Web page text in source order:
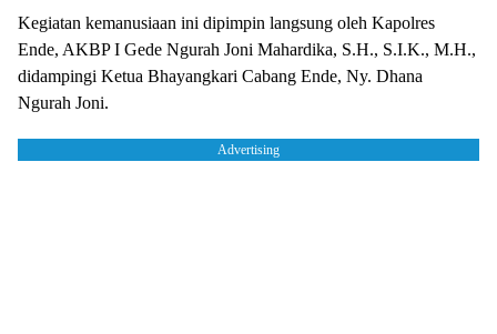
Kegiatan kemanusiaan ini dipimpin langsung oleh Kapolres
Ende, AKBP I Gede Ngurah Joni Mahardika, S.H., S.I.K., M.H.,
didampingi Ketua Bhayangkari Cabang Ende, Ny. Dhana
Ngurah Joni.
Advertising